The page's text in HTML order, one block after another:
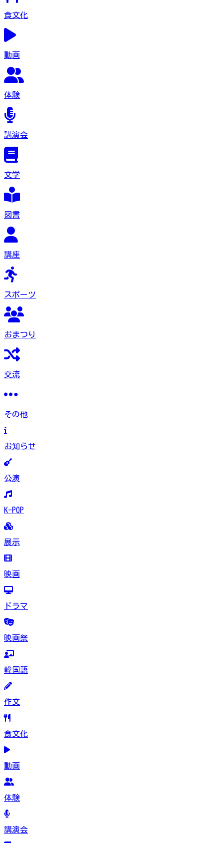
食文化
動画
体験
講演会
文学
図書
講座
スポーツ
おまつり
交流
その他
お知らせ
公演
K-POP
展示
映画
ドラマ
映画祭
韓国語
作文
食文化
動画
体験
講演会